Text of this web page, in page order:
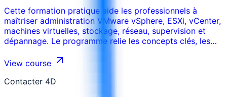
Cette formation pratique aide les professionnels à
maîtriser administration VMware vSphere, ESXi, vCenter,
machines virtuelles, stockage, réseau, supervision et
dépannage. Le programme relie les concepts clés, les
opérationnelles afin que les participants puissent
La formation peut être adaptée au secteur, aux
View course
Contacter 4D